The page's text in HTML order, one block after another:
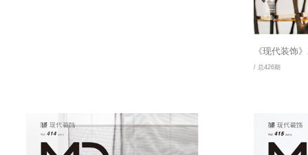
《现代装饰
/ 总426期